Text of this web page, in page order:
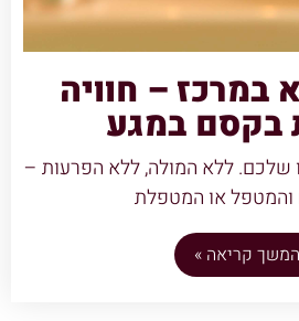
במרכז – חוויה
בקסם במגע
שלכם. ללא המולה, ללא הפרעות –
או המטפלת
המשך קריאה »